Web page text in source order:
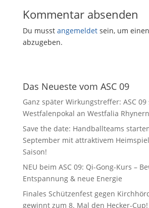
Kommentar absenden
Du musst angemeldetsein, um
abzugeben.
Das Neueste vom ASC 09
Ganz später Wirkungstreffer: ASC
Westfalenpokal an Westfalia Rhynern
Save the date: Handballteams
September mit attraktivem
Saison!
NEU beim ASC 09: Qi-Gong-Kurs –
Entspannung & neue Energie
Finales Schützenfest gegen
gewinnt zum 8. Mal den Hecker-Cup!